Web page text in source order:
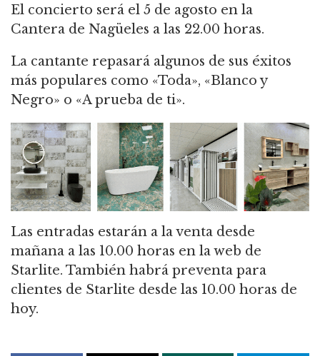
El concierto será el 5 de agosto en la
Cantera de Nagüeles a las 22.00 horas.
La cantante repasará algunos de sus éxitos
más populares como «Toda», «Blanco y
Negro» o «A prueba de ti».
Las entradas estarán a la venta desde
mañana a las 10.00 horas en la web de
Starlite. También habrá preventa para
clientes de Starlite desde las 10.00 horas de
hoy.